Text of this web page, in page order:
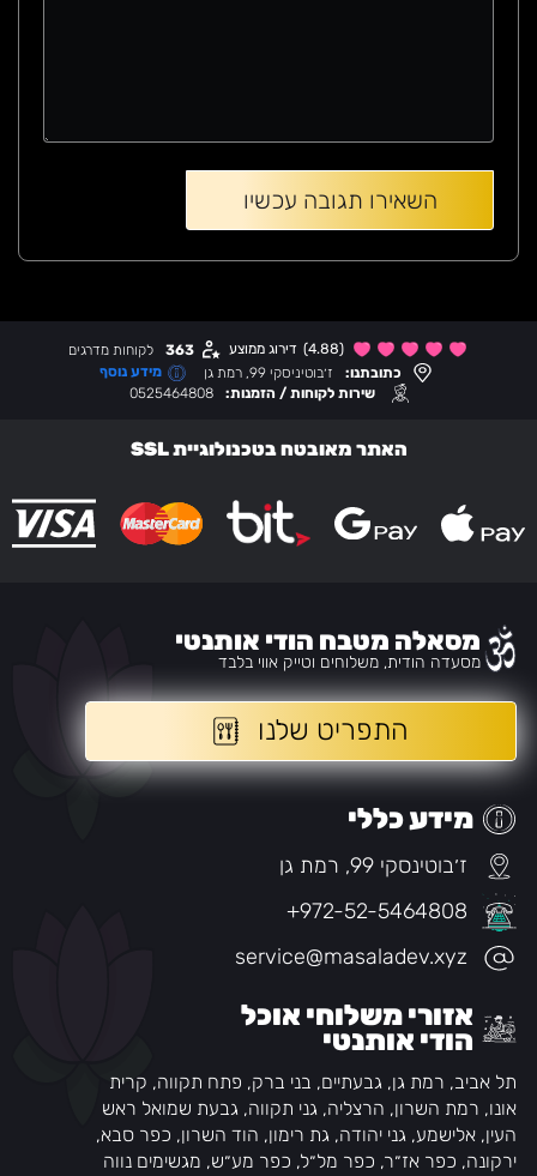
מידע נוסף כתובתנו:
ז׳בוטיניסקי 99, רמת גן
שירות לקוחות / הזמנות:
0525464808
363 לקוחות מדרגים (4.88) דירוג ממוצע
האתר מאובטח בטכנולוגיית SSL
מסאלה מטבח הודי אותנטי
מסעדה הודית, משלוחים וטייק אווי בלבד
התפריט שלנו
מידע כללי
ז׳בוטינסקי 99, רמת גן
+972-52-5464808
service@masaladev.xyz
אזורי משלוחי אוכל
הודי אותנטי
תל אביב, רמת גן, גבעתיים, בני ברק, פתח תקווה, קרית
אונו, רמת השרון, הרצליה, גני תקווה, גבעת שמואל ראש
העין, אלישמע, גני יהודה, גת רימון, הוד השרון, כפר סבא,
ירקונה, כפר אז״ר, כפר מל״ל, כפר מע״ש, מגשימים נווה